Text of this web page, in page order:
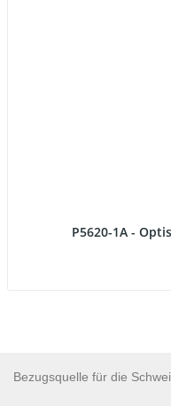
P5620-1A -
Bezugsquelle für die